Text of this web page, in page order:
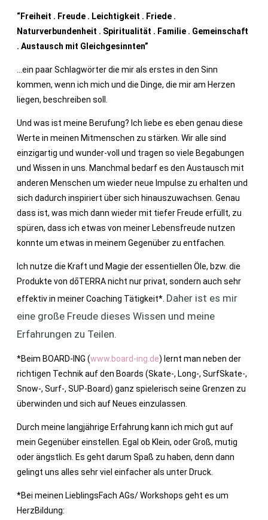
“Freiheit . Freude . Leichtigkeit . Friede .
Naturverbundenheit . Spiritualität . Familie . Gemeinschaft
. Austausch mit Gleichgesinnten”
…ein paar Schlagwörter die mir als erstes in den Sinn
kommen, wenn ich mich und die Dinge, die mir am Herzen
liegen, beschreiben soll.
Und was ist meine Berufung? Ich liebe es eben genau diese
Werte in meinen Mitmenschen zu stärken. Wir alle sind
einzigartig und wunder-voll und tragen so viele Begabungen
und Wissen in uns. Manchmal bedarf es den Austausch mit
anderen Menschen um wieder neue Impulse zu erhalten und
sich dadurch inspiriert über sich hinauszuwachsen. Genau
dass ist, was mich dann wieder mit tiefer Freude erfüllt, zu
spüren, dass ich etwas von meiner Lebensfreude nutzen
konnte um etwas in meinem Gegenüber zu entfachen.
Ich nutze die Kraft und Magie der essentiellen Öle, bzw. die
Produkte von dōTERRA nicht nur privat, sondern auch sehr
effektiv in meiner Coaching Tätigkeit*. Daher ist es mir
eine große Freude dieses Wissen und meine
Erfahrungen zu Teilen.
*Beim BOARD-ING (www.board-ing.de) lernt man neben der
richtigen Technik auf den Boards (Skate-, Long-, SurfSkate-,
Snow-, Surf-, SUP-Board) ganz spielerisch seine Grenzen zu
überwinden und sich auf Neues einzulassen.
Durch meine langjährige Erfahrung kann ich mich gut auf
mein Gegenüber einstellen. Egal ob Klein, oder Groß, mutig
oder ängstlich. Es geht darum Spaß zu haben, denn dann
gelingt uns alles sehr viel einfacher als unter Druck.
*Bei meinen LieblingsFach AGs/ Workshops geht es um
HerzBildung: